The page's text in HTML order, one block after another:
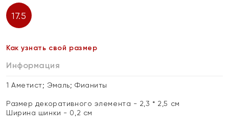
17.5
Как узнать свой размер
Информация
1 Аметист; Эмаль; Фианиты
Размер декоративного элемента - 2,3 * 2,5 см
Ширина шинки - 0,2 см